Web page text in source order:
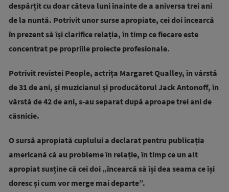
despărțit cu doar câteva luni înainte de a aniversa trei ani
de la nuntă. Potrivit unor surse apropiate, cei doi încearcă
în prezent să își clarifice relația, în timp ce fiecare este
concentrat pe propriile proiecte profesionale.
Potrivit revistei People, actrița Margaret Qualley, în vârstă
de 31 de ani, și muzicianul și producătorul Jack Antonoff, în
vârstă de 42 de ani, s-au separat după aproape trei ani de
căsnicie.
O sursă apropiată cuplului a declarat pentru publicația
americană că au probleme în relație, în timp ce un alt
apropiat susține că cei doi „încearcă să își dea seama ce își
doresc și cum vor merge mai departe”.